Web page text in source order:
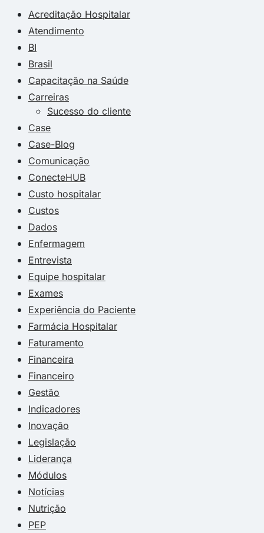
Acreditação Hospitalar
Atendimento
BI
Brasil
Capacitação na Saúde
Carreiras
Sucesso do cliente
Case
Case-Blog
Comunicação
ConecteHUB
Custo hospitalar
Custos
Dados
Enfermagem
Entrevista
Equipe hospitalar
Exames
Experiência do Paciente
Farmácia Hospitalar
Faturamento
Financeira
Financeiro
Gestão
Indicadores
Inovação
Legislação
Liderança
Módulos
Notícias
Nutrição
PEP